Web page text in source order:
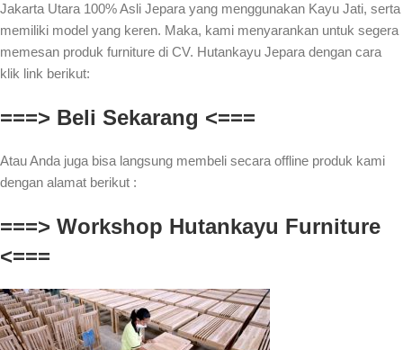
Jakarta Utara 100% Asli Jepara yang menggunakan Kayu Jati, serta
memiliki model yang keren. Maka, kami menyarankan untuk segera
memesan produk furniture di CV. Hutankayu Jepara dengan cara
klik link berikut:
===> Beli Sekarang <===
Atau Anda juga bisa langsung membeli secara offline produk kami
dengan alamat berikut :
===> Workshop Hutankayu Furniture
<===